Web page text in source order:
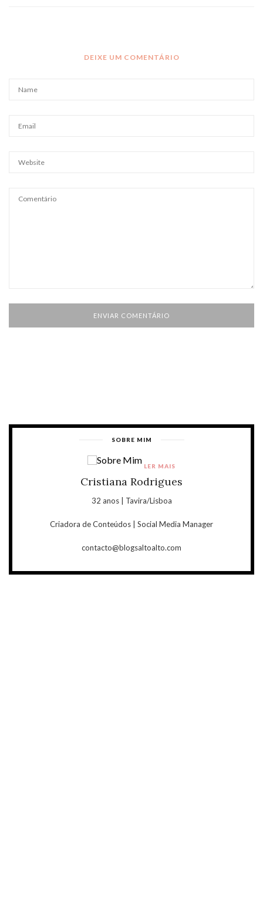
DEIXE UM COMENTÁRIO
SOBRE MIM
Cristiana Rodrigues
32 anos | Tavira/Lisboa
Criadora de Conteúdos | Social Media Manager
contacto@blogsaltoalto.com
LER MAIS